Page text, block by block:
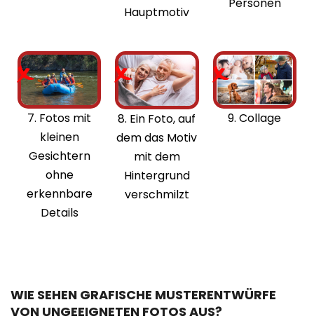
Hauptmotiv
Personen
7. Fotos mit
kleinen
Gesichtern
ohne
erkennbare
Details
8. Ein Foto, auf
dem das Motiv
mit dem
Hintergrund
verschmilzt
9. Collage
WIE SEHEN GRAFISCHE MUSTERENTWÜRFE
VON UNGEEIGNETEN FOTOS AUS?